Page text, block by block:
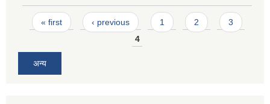
Pages
« first ‹ previous 1 2
3
4
अन्य